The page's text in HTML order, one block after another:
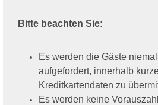
Bitte beachten Sie:
Es werden die Gäste
aufgefordert, innerhalb
Kreditkartendaten zu
Es werden keine